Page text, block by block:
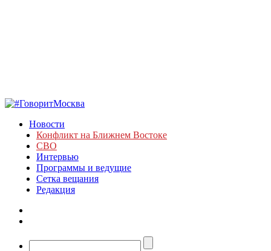
Новости
Конфликт на Ближнем Востоке
СВО
Интервью
Программы и ведущие
Сетка вещания
Редакция